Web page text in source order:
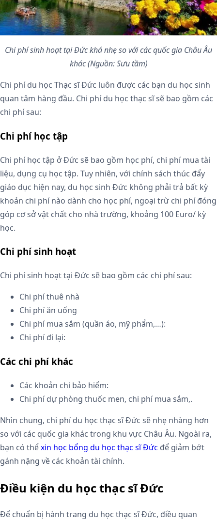
Chi phí sinh hoạt tại Đức khá nhẹ so với các quốc gia Châu Âu
khác (Nguồn: Sưu tầm)
Chi phí du học Thạc sĩ Đức luôn được các bạn du học sinh
quan tâm hàng đầu. Chi phí du học thạc sĩ sẽ bao gồm các
chi phí sau:
Chi phí học tập
Chi phí học tập ở Đức sẽ bao gồm học phí, chi phí mua tài
liệu, dụng cụ học tập. Tuy nhiên, với chính sách thúc đẩy
giáo dục hiện nay, du học sinh Đức không phải trả bất kỳ
khoản chi phí nào dành cho học phí, ngoại trừ chi phí đóng
góp cơ sở vật chất cho nhà trường, khoảng 100 Euro/ kỳ
học.
Chi phí sinh hoạt
Chi phí sinh hoạt tại Đức sẽ bao gồm các chi phí sau:
Chi phí thuê nhà
Chi phí ăn uống
Chi phí mua sắm (quần áo, mỹ phẩm,…):
Chi phí đi lại:
Các chi phí khác
Các khoản chi bảo hiểm:
Chi phí dự phòng thuốc men, chi phí mua sắm,.
Nhìn chung, chi phí du học thạc sĩ Đức sẽ nhẹ nhàng hơn
so với các quốc gia khác trong khu vực Châu Âu. Ngoài ra,
bạn có thểxin học bổng du học thạc sĩ Đức để giảm bớt
gánh nặng về các khoản tài chính.
Điều kiện du học thạc sĩ Đức
Để chuẩn bị hành trang du học thạc sĩ Đức, điều quan